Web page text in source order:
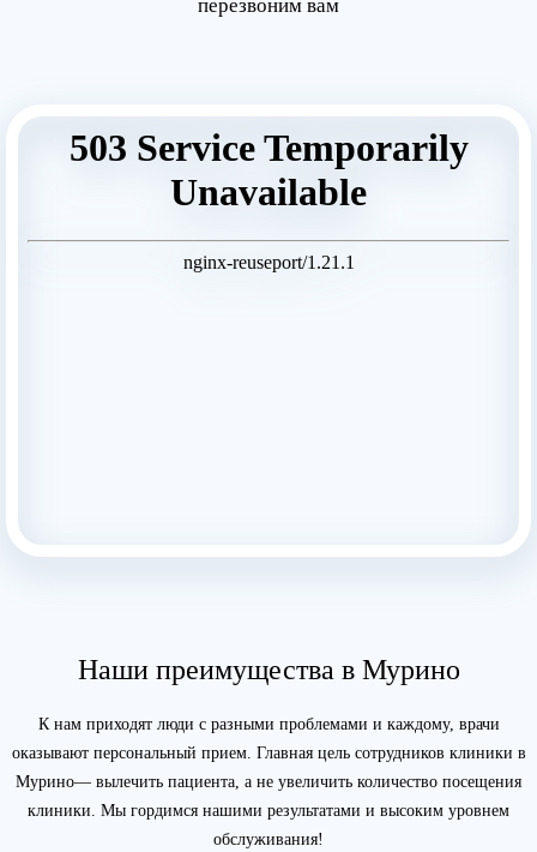
перезвоним вам
Наши преимущества в Мурино
К нам приходят люди с разными проблемами и каждому, врачи
оказывают персональный прием. Главная цель сотрудников клиники в
Мурино— вылечить пациента, а не увеличить количество посещения
клиники. Мы гордимся нашими результатами и высоким уровнем
обслуживания!